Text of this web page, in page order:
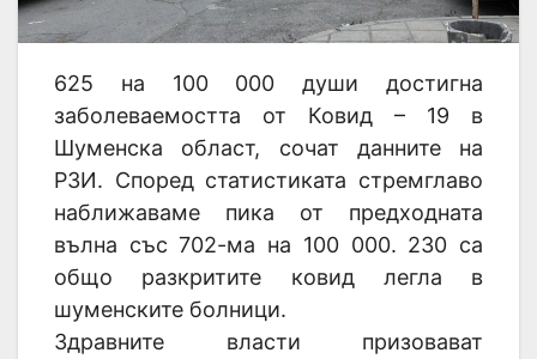
625 на 100 000 души достигна
заболеваемостта от Ковид – 19 в
Шуменска област, сочат данните на
РЗИ. Според статистиката стремглаво
наближаваме пика от предходната
вълна със 702-ма на 100 000. 230 са
общо разкритите ковид легла в
шуменските болници.
Здравните власти призовават